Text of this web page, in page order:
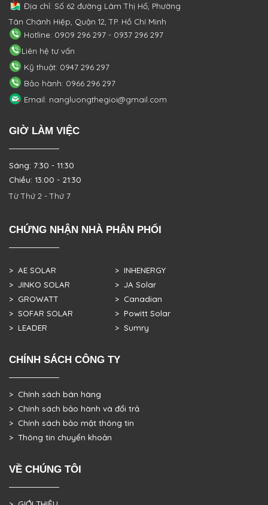
Địa chỉ: Số 62 đường Lâm Thị Hố, Phường
Tân Chánh Hiệp, Quận 12, TP. Hồ Chí Minh
Hotline: 0909 296 297 - 0937 296 297
Liên hệ tư vấn
Kỹ thuật: 0947 296 297
Bảo hành: 0966 296 297
Email: nangluongthegioi@gmail.com
GIỜ LÀM VIỆC
Sáng: 7:30 - 11:30
Chiều: 13:00 - 21:30
Từ Thứ 2 - Thứ 7
CHỨNG NHẬN NHÀ PHÂN PHỐI
> AE SOLAR
> JINKO SOLAR
> GROWATT
> SOFAR SOLAR
> LEADER
> INHENERGY
> JA Solar
> Canadian
> Powitt Solar
> Sumry
CHÍNH SÁCH CÔNG TY
> Chính sách bán hàng
> Chính sách bảo hành và đổi trả
> Chính sách bảo mật thông tin
> Thông tin chuyển khoản
VỀ CHÚNG TÔI